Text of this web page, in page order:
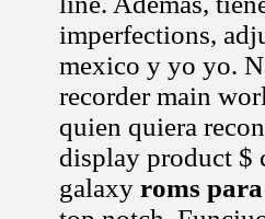
imperfections,
mexico y yo yo.
recorder main
quien quiera
display product $
galaxy roms